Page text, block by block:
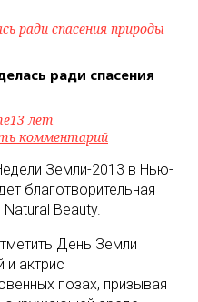
ради спасения природы
ради спасения
13 лет
комментарий
Земли-2013 в Нью-
благотворительная
Beauty.
День Земли
и актрис
позах, призывая